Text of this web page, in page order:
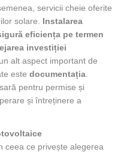
servicii cheie oferite
solare. Instalarea
eficiența pe termen
investiției
alt aspect important de
este documentația
pentru permise și
și întreținere a
ceea ce privește alegerea